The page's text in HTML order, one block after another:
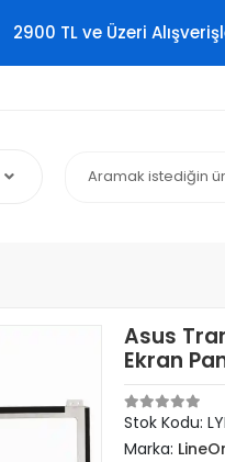
2900 TL ve Üzeri
Asus
Ekran
Stok Kodu:
Marka: